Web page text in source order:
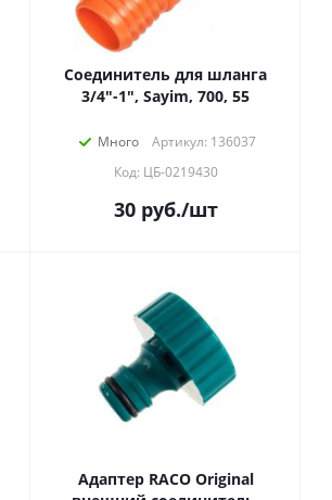
Соединитель для шланга
3/4"-1", Sayim, 700, 55
Много
Артикул: 136037
Код: ЦБ-0219430
30руб./шт
Адаптер RACO Original